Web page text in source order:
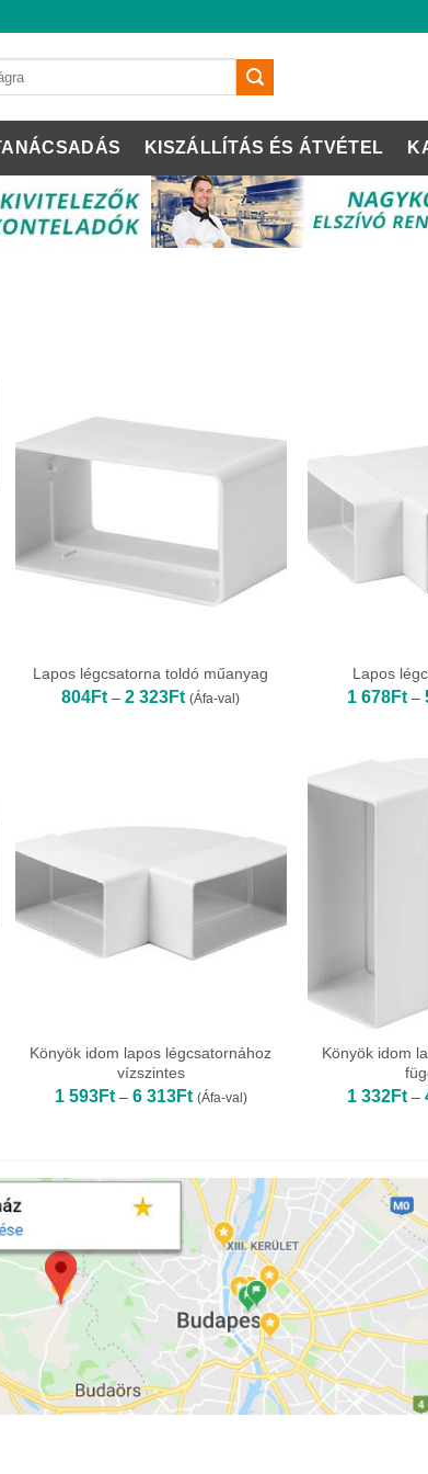
KISZÁLLÍTÁS ÉS ÁTVÉTEL
Lapos légcsatorna toldó műanyag
804Ft – 2 323FtÁrtartomány:
804Ft
(Áfa-val)
Lapos
1 678Ft –
Könyök idom lapos légcsatornához
vízszintes
1 593Ft – 6 313FtÁrtartomány:
1
(Áfa-val)
Könyök idom
1 332Ft –